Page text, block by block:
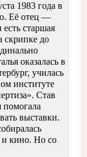
1983 года в
Её отец —
старшая
скрипке до
оказалась в
училась
институте
Став
помогала
выставки.
и кино. Но со